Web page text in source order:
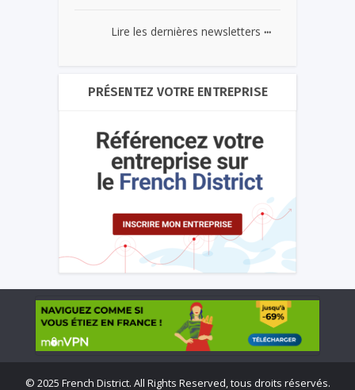
Lire les dernières newsletters ...
PRÉSENTEZ VOTRE ENTREPRISE
© 2025 French District. All Rights Reserved, tous droits réservés.